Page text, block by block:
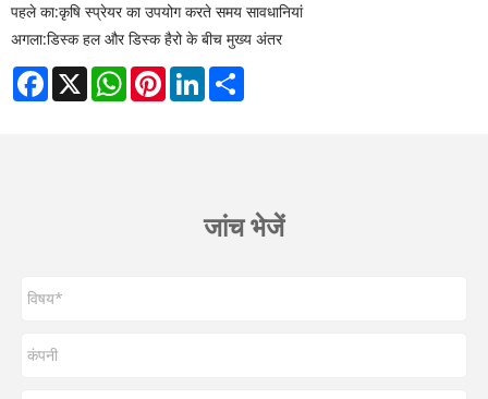
पहले का:कृषि स्प्रेयर का उपयोग करते समय सावधानियां
अगला:डिस्क हल और डिस्क हैरो के बीच मुख्य अंतर
Facebook
X WhatsAppPinterestLinkedIn
जांच भेजें